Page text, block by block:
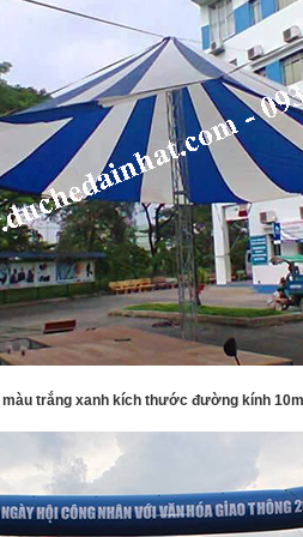
màu trắng xanh kích thước đường kính 10m